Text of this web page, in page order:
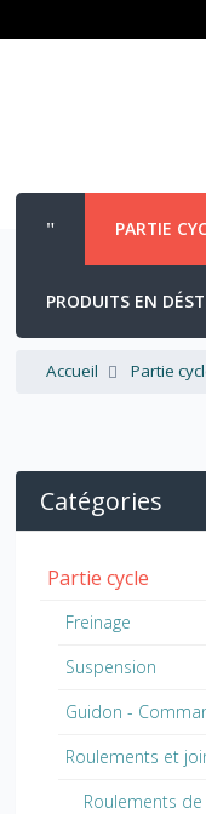
PARTIE
PRODUITS EN
Accueil Partie
Catégories
Partie cycle
Freinage
Suspension
Guidon -
Roulements et
Roulements